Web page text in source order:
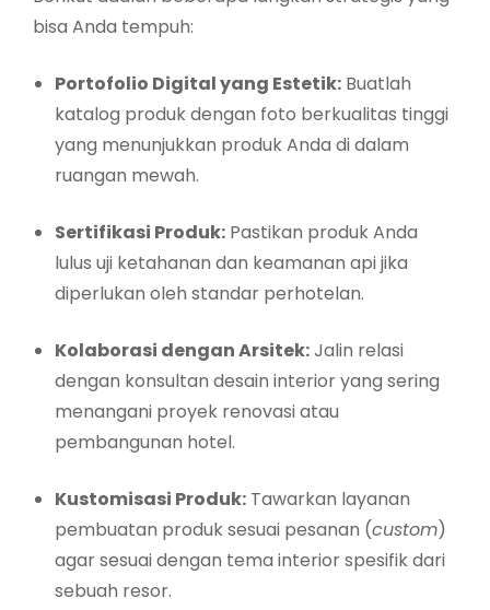
bisa Anda tempuh:
Portofolio Digital yang Estetik: Buatlah
katalog produk dengan foto berkualitas tinggi
yang menunjukkan produk Anda di dalam
ruangan mewah.
Sertifikasi Produk: Pastikan produk Anda
lulus uji ketahanan dan keamanan api jika
diperlukan oleh standar perhotelan.
Kolaborasi dengan Arsitek:Jalin relasi
dengan konsultan desain interior yang sering
menangani proyek renovasi atau
pembangunan hotel.
Kustomisasi Produk: Tawarkan layanan
pembuatan produk sesuai pesanan (custom)
agar sesuai dengan tema interior spesifik dari
sebuah resor.